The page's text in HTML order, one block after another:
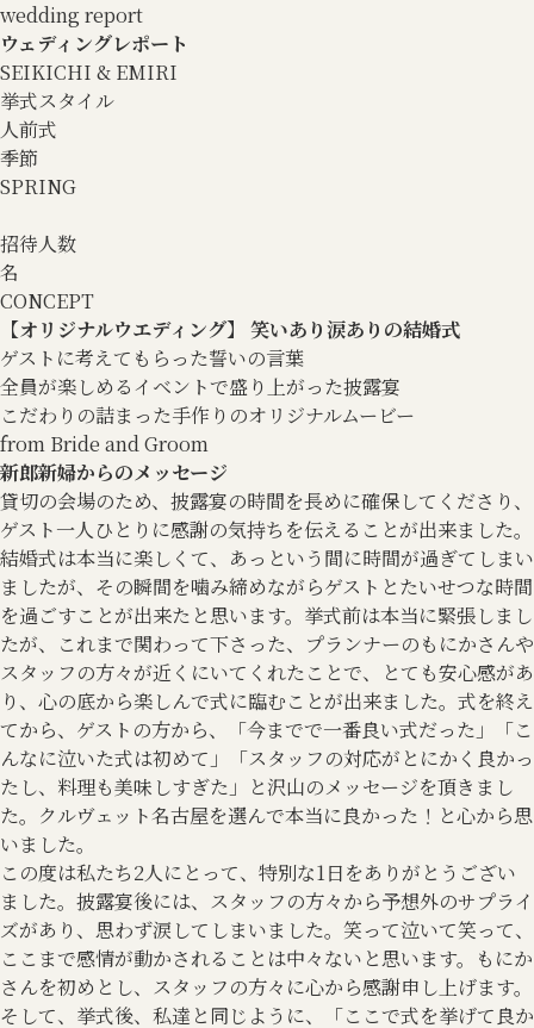
wedding report
ウェディングレポート
SEIKICHI & EMIRI
挙式スタイル
人前式
季節
SPRING
招待人数
名
CONCEPT
【オリジナルウエディング】 笑いあり涙ありの結婚式
ゲストに考えてもらった誓いの言葉
全員が楽しめるイベントで盛り上がった披露宴
こだわりの詰まった手作りのオリジナルムービー
from Bride and Groom
新郎新婦からのメッセージ
貸切の会場のため、披露宴の時間を長めに確保してくださり、
ゲスト一人ひとりに感謝の気持ちを伝えることが出来ました。
結婚式は本当に楽しくて、あっという間に時間が過ぎてしまい
ましたが、その瞬間を噛み締めながらゲストとたいせつな時間
を過ごすことが出来たと思います。挙式前は本当に緊張しまし
たが、これまで関わって下さった、プランナーのもにかさんや
スタッフの方々が近くにいてくれたことで、とても安心感があ
り、心の底から楽しんで式に臨むことが出来ました。式を終え
てから、ゲストの方から、「今までで一番良い式だった」「こ
んなに泣いた式は初めて」「スタッフの対応がとにかく良かっ
たし、料理も美味しすぎた」と沢山のメッセージを頂きまし
た。クルヴェット名古屋を選んで本当に良かった！と心から思
いました。
この度は私たち2人にとって、特別な1日をありがとうござい
ました。披露宴後には、スタッフの方々から予想外のサプライ
ズがあり、思わず涙してしまいました。笑って泣いて笑って、
ここまで感情が動かされることは中々ないと思います。もにか
さんを初めとし、スタッフの方々に心から感謝申し上げます。
そして、挙式後、私達と同じように、「ここで式を挙げて良か